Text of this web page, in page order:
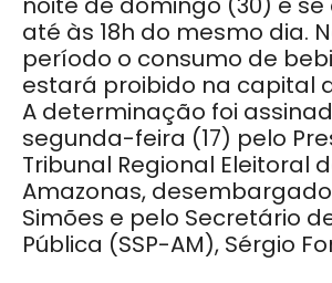
até às 18h do mesmo dia.
período o consumo de
estará proibido na capital
A determinação foi
segunda-feira (17) pelo
Tribunal Regional Eleitoral
Amazonas,
Simões e pelo Secretário
Pública (SSP-AM), Sérgio